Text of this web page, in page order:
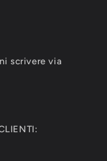
scrivere via